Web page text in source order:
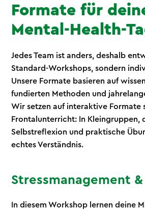
Formate für
Mental-Health-
Jedes Team ist anders, deshalb
Standard-Workshops, sondern
Unsere Formate basieren auf
fundierten Methoden und
Wir setzen auf interaktive Formate
Frontalunterricht: In Kleingruppen,
Selbstreflexion und praktische
echtes Verständnis.
Stressmanagement
In diesem Workshop lernen deine